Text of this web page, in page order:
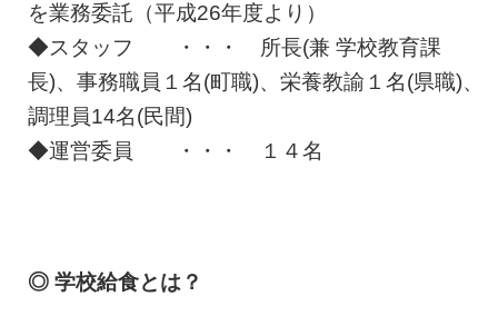
を業務委託（平成26年度より）
◆スタッフ ・・・ 所長(兼 学校教育課
長)、事務職員１名(町職)、栄養教諭１名(県職)、
調理員14名(民間)
◆運営委員 ・・・ １４名
◎ 学校給食とは？